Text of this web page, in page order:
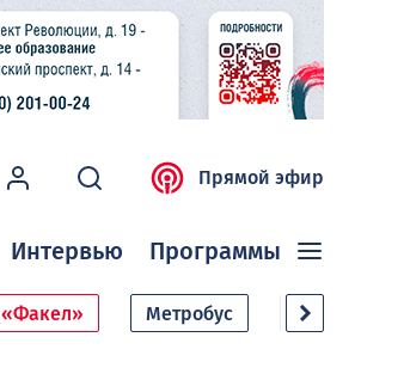
Прямой эфир
Интервью Программы
«Факел» Метробус Дачный